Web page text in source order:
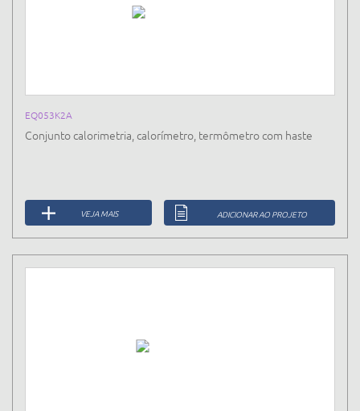
EQ053K2A
Conjunto calorimetria, calorímetro, termômetro com haste
VEJA MAIS ADICIONAR AO PROJETO